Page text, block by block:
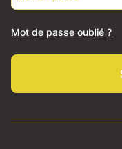
Mot de passe oublié ?